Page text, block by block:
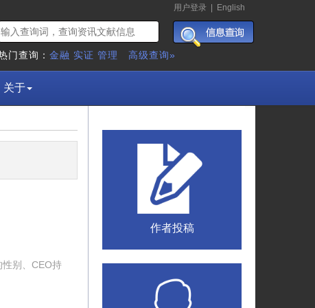
用户登录 English
门查询： 金融 实证 管理 高级查询»
关于
别、CEO持
作者投稿